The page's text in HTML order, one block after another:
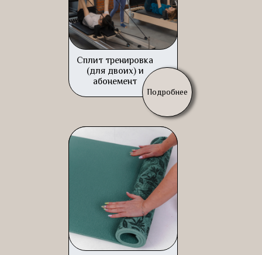
Сплит тренировка
(для двоих) и
абонемент
Подробнее